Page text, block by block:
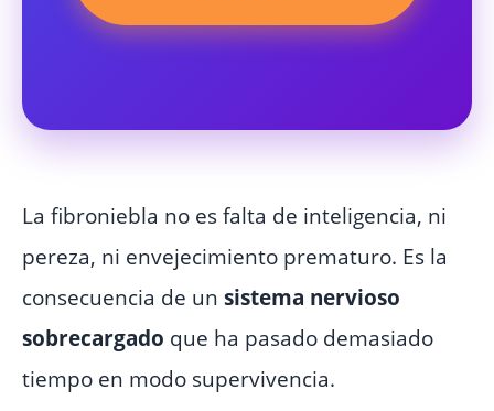
La fibroniebla no es falta de inteligencia, ni
pereza, ni envejecimiento prematuro. Es la
consecuencia de un sistema nervioso
sobrecargado que ha pasado demasiado
tiempo en modo supervivencia.